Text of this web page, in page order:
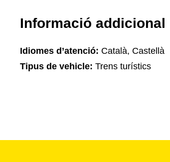
Informació addicional
Idiomes d’atenció: Català, Castellà
Tipus de vehicle: Trens turístics